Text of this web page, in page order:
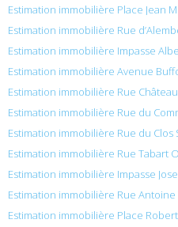
Estimation immobilière Place Jean
Estimation immobilière Rue
Estimation immobilière Impasse
Estimation immobilière Avenue
Estimation immobilière Rue
Estimation immobilière Rue du
Estimation immobilière Rue du
Estimation immobilière Rue Tabart
Estimation immobilière Impasse
Estimation immobilière Rue
Estimation immobilière Place